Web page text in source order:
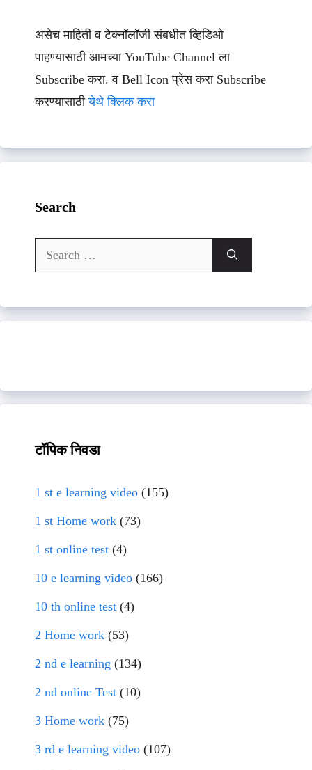
असेच माहिती व टेक्नॉलॉजी संबधीत व्हिडिओ
पाहण्यासाठी आमच्या YouTube Channel ला
Subscribe करा. व Bell Icon प्रेस करा Subscribe
करण्यासाठीयेथे क्लिक करा
Search
Search
for:
टॉपिक निवडा
1 st e learning video (155)
1 st Home work (73)
1 st online test (4)
10 e learning video (166)
10 th online test (4)
2 Home work (53)
2 nd e learning (134)
2 nd online Test (10)
3 Home work (75)
3 rd e learning video (107)